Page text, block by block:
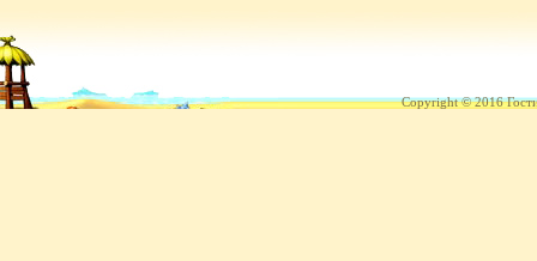
Copyright © 2016